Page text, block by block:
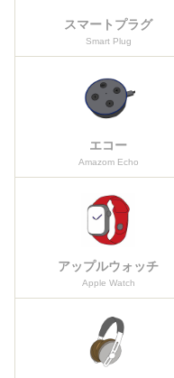
スマートプラグ
Smart Plug
エコー
Amazom Echo
アップルウォッチ
Apple Watch